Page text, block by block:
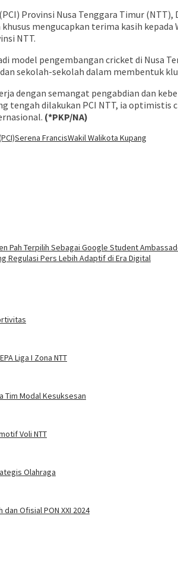
Provinsi Nusa Tenggara Timur
mengucapkan terima kasih
NTT.
model pengembangan cricket di Nusa
sekolah-sekolah dalam membentuk
dengan semangat pengabdian dan
tengah dilakukan PCI NTT, ia
(*PKP/NA)
Serena FrancisWakil Walikota Kupang
Pah Terpilih Sebagai Google Student
Regulasi Pers Lebih Adaptif di Era Digital
Liga I Zona NTT
Tim Modal Kesuksesan
Voli NTT
Olahraga
Ofisial PON XXI 2024